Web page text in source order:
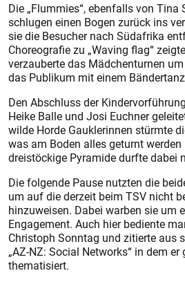
Die „Flummies“, ebenfalls von Tina
schlugen einen Bogen zurück ins
sie die Besucher nach Südafrika
Choreografie zu „Waving flag“
verzauberte das Mädchenturnen
das Publikum mit einem
Den Abschluss der
Heike Balle und Josi Euchner
wilde Horde Gauklerinnen stürmte
was am Boden alles geturnt
dreistöckige Pyramide durfte dabei
Die folgende Pause nutzten die
um auf die derzeit beim TSV nicht
hinzuweisen. Dabei warben sie um
Engagement. Auch hier bediente
Christoph Sonntag und zitierte aus
„AZ-NZ: Social Networks“ in dem
thematisiert.